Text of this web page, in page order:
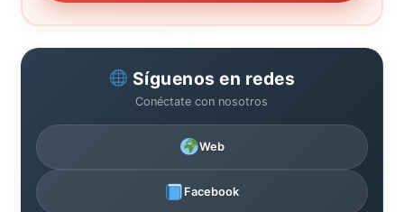
Síguenos en redes
Conéctate con nosotros
Web
Facebook